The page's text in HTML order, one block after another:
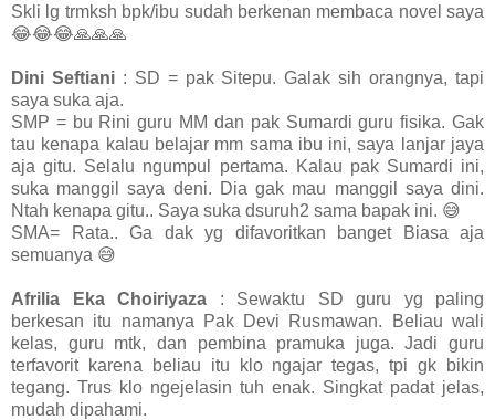
Skli lg trmksh bpk/ibu sudah berkenan membaca novel saya
😂😂😂🙏🙏🙏
Dini Seftiani : SD = pak Sitepu. Galak sih orangnya, tapi
saya suka aja.
SMP = bu Rini guru MM dan pak Sumardi guru fisika. Gak
tau kenapa kalau belajar mm sama ibu ini, saya lanjar jaya
aja gitu. Selalu ngumpul pertama. Kalau pak Sumardi ini,
suka manggil saya deni. Dia gak mau manggil saya dini.
Ntah kenapa gitu.. Saya suka dsuruh2 sama bapak ini. 😅
SMA= Rata.. Ga dak yg difavoritkan banget Biasa aja
semuanya 😅
Afrilia Eka Choiriyaza : Sewaktu SD guru yg paling
berkesan itu namanya Pak Devi Rusmawan. Beliau wali
kelas, guru mtk, dan pembina pramuka juga. Jadi guru
terfavorit karena beliau itu klo ngajar tegas, tpi gk bikin
tegang. Trus klo ngejelasin tuh enak. Singkat padat jelas,
mudah dipahami.